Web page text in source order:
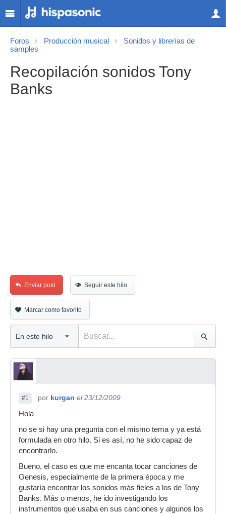
Foros Producción musical
Sonidos y librerías de
samples
Recopilación sonidos Tony
Banks
Enviar post Seguir este hilo
Marcar como favorito
#1 por kurgan el 23/12/2009
Hola
no se si hay una pregunta con el mismo tema y ya está
formulada en otro hilo. Si es así, no he sido capaz de
encontrarlo.
Bueno, el caso es que me encanta tocar canciones de
Genesis, especialmente de la primera época y me
gustaría encontrar los sonidos más fieles a los de Tony
Banks. Más o menos, he ido investigando los
instrumentos que usaba en sus canciones y algunos los